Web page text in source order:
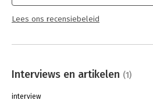
Lees ons recensiebeleid
Interviews en artikelen (1)
interview